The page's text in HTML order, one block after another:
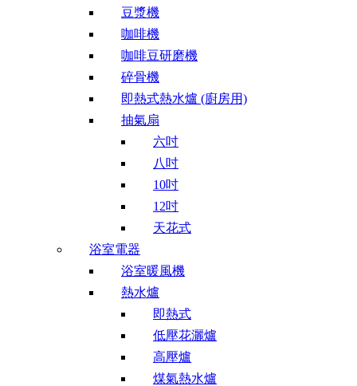
豆漿機
咖啡機
咖啡豆研磨機
碎骨機
即熱式熱水爐 (廚房用)
抽氣扇
六吋
八吋
10吋
12吋
天花式
浴室電器
浴室暖風機
熱水爐
即熱式
低壓花灑爐
高壓爐
煤氣熱水爐